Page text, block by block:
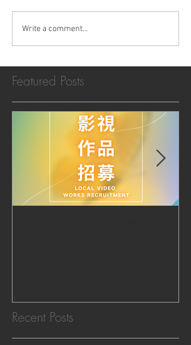
Write a comment...
Featured Posts
Recent Posts